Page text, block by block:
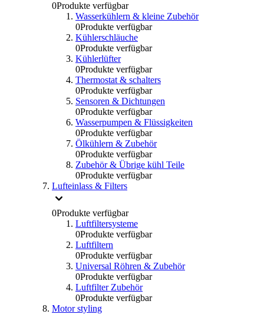
0Produkte verfügbar
Wasserkühlern & kleine Zubehör
0Produkte verfügbar
Kühlerschläuche
0Produkte verfügbar
Kühlerlüfter
0Produkte verfügbar
Thermostat & schalters
0Produkte verfügbar
Sensoren & Dichtungen
0Produkte verfügbar
Wasserpumpen & Flüssigkeiten
0Produkte verfügbar
Ölkühlern & Zubehör
0Produkte verfügbar
Zubehör & Übrige kühl Teile
0Produkte verfügbar
Lufteinlass & Filters
0Produkte verfügbar
Luftfiltersysteme
0Produkte verfügbar
Luftfiltern
0Produkte verfügbar
Universal Röhren & Zubehör
0Produkte verfügbar
Luftfilter Zubehör
0Produkte verfügbar
Motor styling